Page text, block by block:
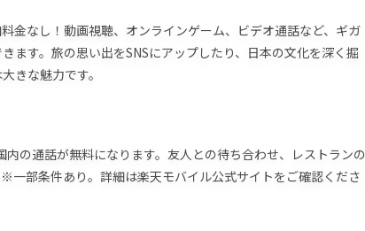
金なし！動画視聴、オンラインゲーム、ビデオ通話など、ギガ
ます。旅の思い出をSNSにアップしたり、日本の文化を深く掘
きな魅力です。
の通話が無料になります。友人との待ち合わせ、レストランの
一部条件あり。詳細は楽天モバイル公式サイトをご確認くださ